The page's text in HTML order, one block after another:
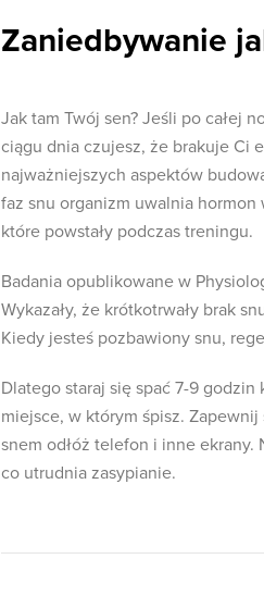
Zaniedbywanie
Jak tam Twój sen? Jeśli po całej
ciągu dnia czujesz, że brakuje Ci
najważniejszych aspektów
faz snu organizm uwalnia
które powstały podczas treningu.
Badania opublikowane w
Wykazały, że krótkotrwały brak
Kiedy jesteś pozbawiony snu,
Dlatego staraj się spać 7-9
miejsce, w którym śpisz.
snem odłóż telefon i inne
co utrudnia zasypianie.